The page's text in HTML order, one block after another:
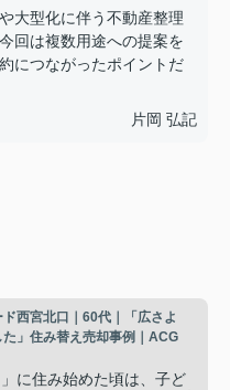
大型化に伴う不動産整理
回は複数用途への提案を
につながったポイントだ
片岡 弘記
ド西宮北口｜60代｜「広さよ
」住み替え売却事例｜ACG
に住み始めた頃は、子ど